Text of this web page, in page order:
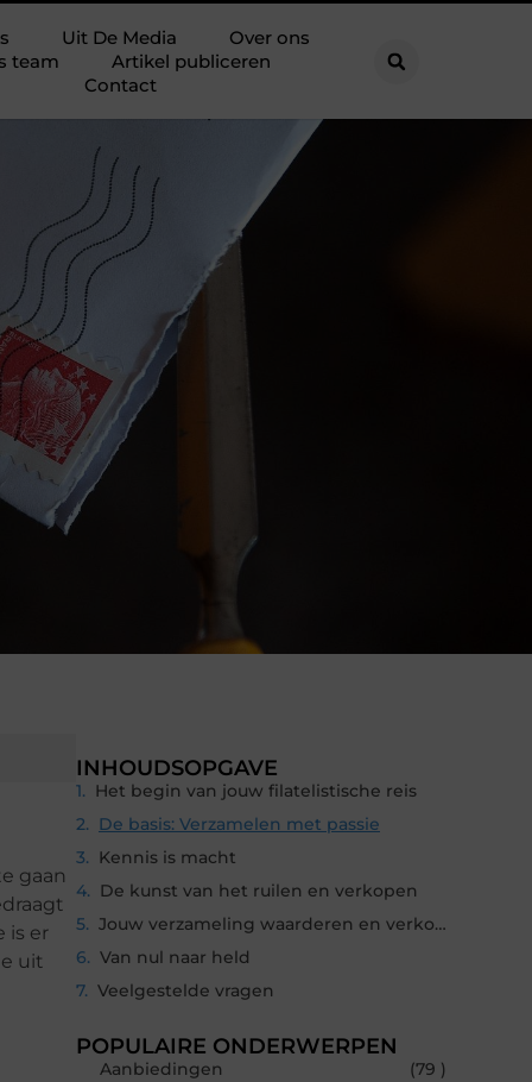
Uit De Media
Over ons
team
Artikel publiceren
Contact
gaan
is er
uit
INHOUDSOPGAVE
Het begin van jouw filatelistische reis
De basis: Verzamelen met passie
Kennis is macht
De kunst van het ruilen en verkopen
Jouw verzameling waarderen en verkopen
Van nul naar held
Veelgestelde vragen
POPULAIRE ONDERWERPEN
Aanbiedingen
(79 )